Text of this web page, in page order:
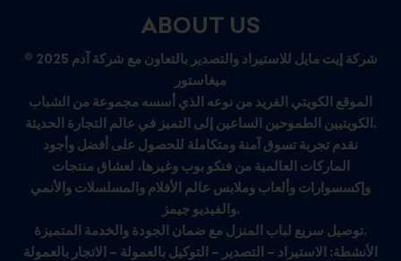
ABOUT US
© 2025 شركة إيت مايل للاستيراد والتصدير بالتعاون مع شركة آدم
ميغاستور
الموقع الكويتي الفريد من نوعه الذي أسسه مجموعة من الشباب
الكويتيين الطموحين الساعين إلى التميز في عالم التجارة الحديثة.
نقدم تجربة تسوق آمنة ومتكاملة للحصول على أفضل وأجود
الماركات العالمية من فنكو بوب وغيرها، لعشاق منتجات
وإكسسوارات وألعاب وملابس عالم الأفلام والمسلسلات والأنمي
والفيديو جيمز.
توصيل سريع لباب المنزل مع ضمان الجودة والخدمة المتميزة.
الأنشطة: الاستيراد – التصدير – التوكيل بالعمولة – الاتجار بالعمولة